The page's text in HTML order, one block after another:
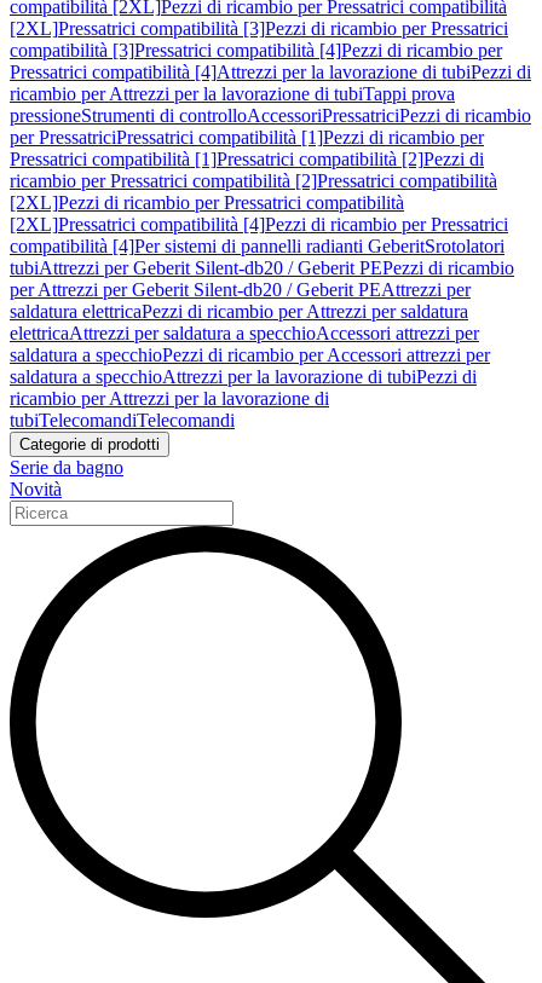
compatibilità [2XL]Pezzi di ricambio per Pressatrici compatibilità
[2XL]Pressatrici compatibilità [3]Pezzi di ricambio per Pressatrici
compatibilità [3]Pressatrici compatibilità [4]Pezzi di ricambio per
Pressatrici compatibilità [4]Attrezzi per la lavorazione di tubiPezzi di
ricambio per Attrezzi per la lavorazione di tubiTappi prova
pressioneStrumenti di controlloAccessoriPressatriciPezzi di ricambio
per PressatriciPressatrici compatibilità [1]Pezzi di ricambio per
Pressatrici compatibilità [1]Pressatrici compatibilità [2]Pezzi di
ricambio per Pressatrici compatibilità [2]Pressatrici compatibilità
[2XL]Pezzi di ricambio per Pressatrici compatibilità
[2XL]Pressatrici compatibilità [4]Pezzi di ricambio per Pressatrici
compatibilità [4]Per sistemi di pannelli radianti GeberitSrotolatori
tubiAttrezzi per Geberit Silent-db20 / Geberit PEPezzi di ricambio
per Attrezzi per Geberit Silent-db20 / Geberit PEAttrezzi per
saldatura elettricaPezzi di ricambio per Attrezzi per saldatura
elettricaAttrezzi per saldatura a specchioAccessori attrezzi per
saldatura a specchioPezzi di ricambio per Accessori attrezzi per
saldatura a specchioAttrezzi per la lavorazione di tubiPezzi di
ricambio per Attrezzi per la lavorazione di
tubiTelecomandiTelecomandi
Categorie di prodotti
Serie da bagno
Novità